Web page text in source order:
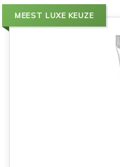
MEEST LUXE KEUZE